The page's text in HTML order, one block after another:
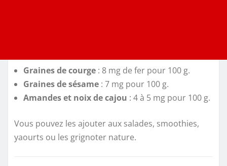
Graines de courge : 8 mg de fer pour 100 g.
Graines de sésame : 7 mg pour 100 g.
Amandes et noix de cajou : 4 à 5 mg pour 100 g.
Vous pouvez les ajouter aux salades, smoothies,
yaourts ou les grignoter nature.